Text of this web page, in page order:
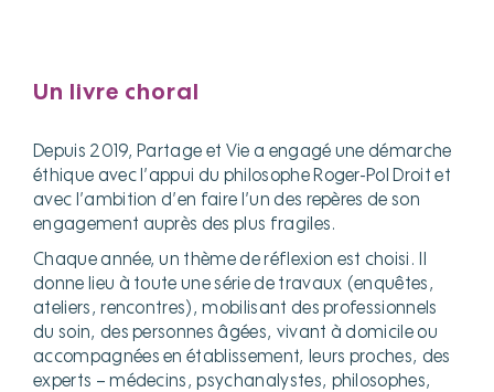
Un livre choral
Depuis 2019, Partage et Vie a engagé une démarche
éthique avec l’appui du philosophe Roger-Pol Droit et
avec l’ambition d’en faire l’un des repères de son
engagement auprès des plus fragiles.
Chaque année, un thème de réflexion est choisi. Il
donne lieu à toute une série de travaux (enquêtes,
ateliers, rencontres), mobilisant des professionnels
du soin, des personnes âgées, vivant à domicile ou
accompagnées en établissement, leurs proches, des
experts – médecins, psychanalystes, philosophes,